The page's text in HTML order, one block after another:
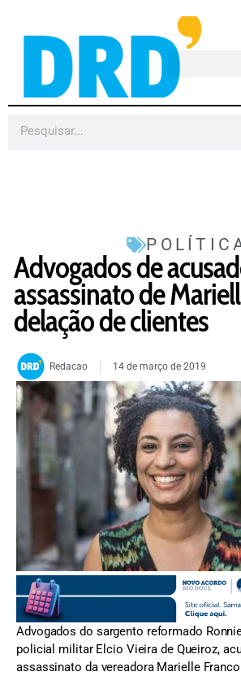
Advogados de
assassinato de
delação de clientes
Redacao 14 de março de 2019
FOTO: Divulgação
Advogados do sargento reformado
policial militar Elcio Vieira de Queiroz,
assassinato da vereadora Marielle